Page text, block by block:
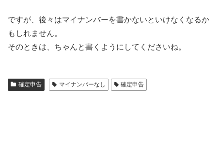
ですが、後々はマイナンバーを書かないといけなくなるか
もしれません。
そのときは、ちゃんと書くようにしてくださいね。
確定申告 マイナンバーなし 確定申告